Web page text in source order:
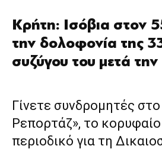
Κρήτη: Ισόβια στον
την δολοφονία της
συζύγου του μετά
Γίνετε συνδρομητές
Ρεπορτάζ», το κορυφαίο
περιοδικό για τη